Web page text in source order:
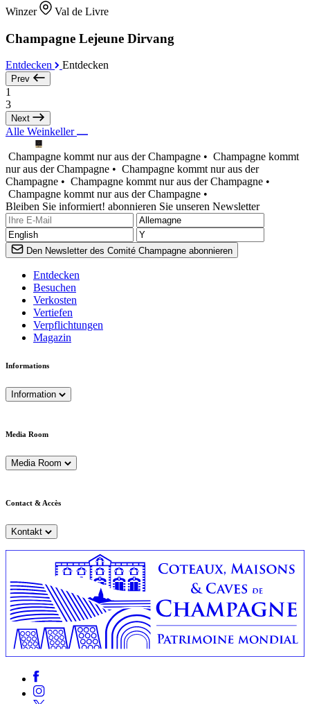
Winzer Val de Livre
Champagne Lejeune Dirvang
Entdecken Entdecken
Prev
1
3
Next
Alle Weinkeller
Champagne kommt nur aus der Champagne • Champagne kommt
nur aus der Champagne • Champagne kommt nur aus der
Champagne • Champagne kommt nur aus der Champagne •
Champagne kommt nur aus der Champagne •
Bleiben Sie informiert! abonnieren Sie unseren Newsletter
Den Newsletter des Comité Champagne abonnieren
Entdecken
Besuchen
Verkosten
Vertiefen
Verpflichtungen
Magazin
Informations
Information
Media Room
Media Room
Contact & Accès
Kontakt